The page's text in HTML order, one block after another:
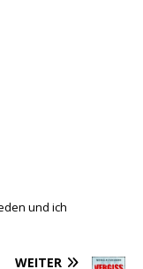
und ich
WEITER